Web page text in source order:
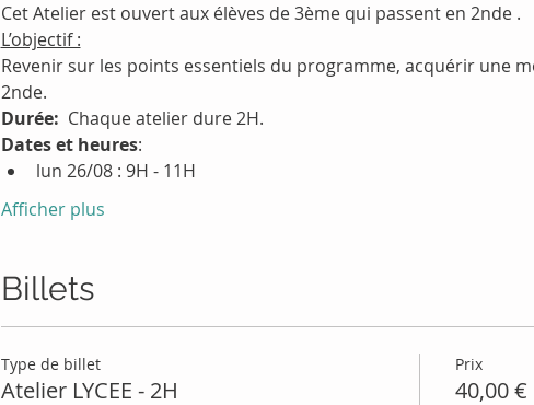
Cet Atelier est ouvert aux élèves de 3ème qui passent en 2nde .
L’objectif :
Revenir sur les points essentiels du programme, acquérir une
2nde.
Durée: Chaque atelier dure 2H.
Dates et heures:
lun 26/08 : 9H - 11H
Afficher plus
Billets
Type de billet
Atelier LYCEE - 2H
Prix
40,00 €